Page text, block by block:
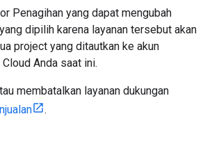
Penagihan yang dapat mengubah
dipilih karena layanan tersebut akan
project yang ditautkan ke akun
Anda saat ini.
membatalkan layanan dukungan
.